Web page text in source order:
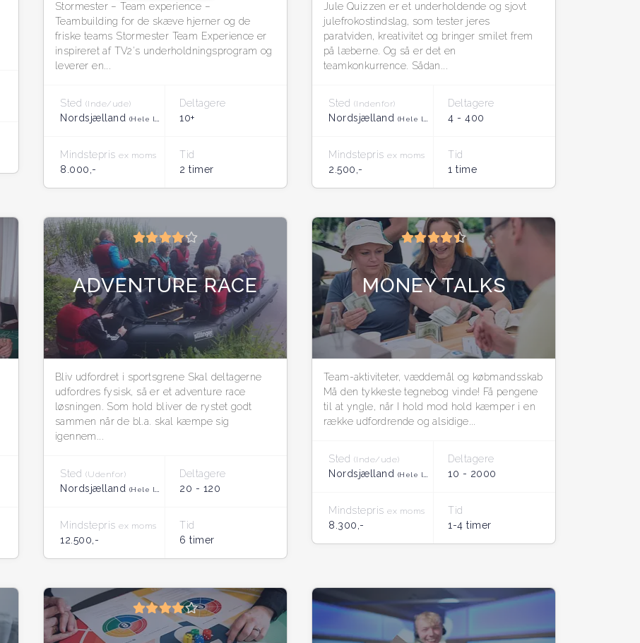
Stormester – Team experience –
Teambuilding for de skæve hjerner og de
friske teams Stormester Team Experience er
inspireret af TV2's underholdningsprogram og
leverer en...
Sted (Inde/ude)
Nordsjælland (Hele landet)
Deltagere
10+
Mindstepris ex moms
8.000,-
Tid
2 timer
Jule Quizzen er et underholdende og sjovt
julefrokostindslag, som tester jeres
paratviden, kreativitet og bringer smilet frem
på læberne. Og så er det en
teamkonkurrence. Sådan...
Sted (Indenfor)
Nordsjælland (Hele landet)
Deltagere
4 - 400
Mindstepris ex moms
2.500,-
Tid
1 time
ADVENTURE RACE
Bliv udfordret i sportsgrene Skal deltagerne
udfordres fysisk, så er et adventure race
løsningen. Som hold bliver de rystet godt
sammen når de bl.a. skal kæmpe sig
igennem...
Sted (Udenfor)
Nordsjælland (Hele landet)
Deltagere
20 - 120
Mindstepris ex moms
12.500,-
Tid
6 timer
MONEY TALKS
Team-aktiviteter, væddemål og købmandsskab
Må den tykkeste tegnebog vinde! Få pengene
til at yngle, når I hold mod hold kæmper i en
række udfordrende og alsidige...
Sted (Inde/ude)
Nordsjælland (Hele landet)
Deltagere
10 - 2000
Mindstepris ex moms
8.300,-
Tid
1-4 timer